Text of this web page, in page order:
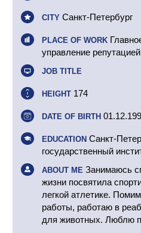
CITY Санкт-Петербург
PLACE OF WORK
управление
JOB TITLE
HEIGHT 174
DATE OF BIRTH
EDUCATION Санкт-
государственный
ABOUT ME Занимаюсь
жизни посвятила
легкой атлетике.
работы, работаю в
для животных. Люблю